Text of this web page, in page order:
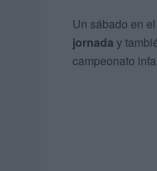
Un sábado en
jornada y
campeonato